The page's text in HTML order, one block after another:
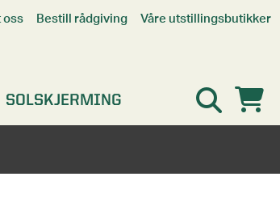
oss Bestill rådgiving Våre utstillingsbutikker
Kristiansand
SOLSKJERMING